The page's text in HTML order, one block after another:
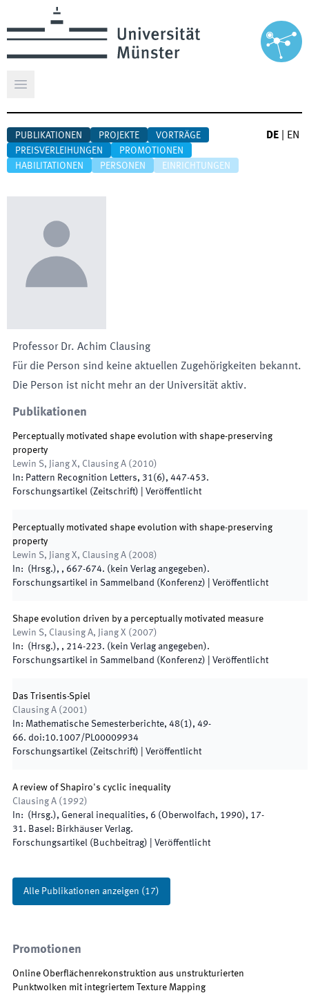
Hauptmenü öffnen
PUBLIKATIONEN PROJEKTE
VORTRÄGE
PREISVERLEIHUNGEN
PROMOTIONEN
HABILITATIONEN
PERSONEN EINRICHTUNGEN
DE EN
Professor Dr. Achim Clausing
Für die Person sind keine aktuellen Zugehörigkeiten bekannt.
Die Person ist nicht mehr an der Universität aktiv.
Publikationen
Perceptually motivated shape evolution with shape-preserving
property
Lewin S, Jiang X, Clausing A ( 2010)
In: Pattern Recognition Letters, 31(6), 447-453.
Forschungsartikel (Zeitschrift)
Veröffentlicht
Perceptually motivated shape evolution with shape-preserving
property
Lewin S, Jiang X, Clausing A ( 2008)
In: ( Hrsg.), , 667-674. ( kein Verlag angegeben).
Forschungsartikel in Sammelband (Konferenz)
Veröffentlicht
Shape evolution driven by a perceptually motivated measure
Lewin S, Clausing A, Jiang X ( 2007)
In: ( Hrsg.), , 214-223. ( kein Verlag angegeben).
Forschungsartikel in Sammelband (Konferenz)
Veröffentlicht
Das Trisentis-Spiel
Clausing A ( 2001)
In: Mathematische Semesterberichte, 48(1), 49-
66. doi:10.1007/PL00009934
Forschungsartikel (Zeitschrift)
Veröffentlicht
A review of Shapiro's cyclic inequality
Clausing A ( 1992)
In: ( Hrsg.), General inequalities, 6 (Oberwolfach, 1990), 17-
31. Basel: Birkhäuser Verlag.
Forschungsartikel (Buchbeitrag)
Veröffentlicht
Alle Publikationen anzeigen (17)
Promotionen
Online Oberflächenrekonstruktion aus unstrukturierten
Punktwolken mit integriertem Texture Mapping